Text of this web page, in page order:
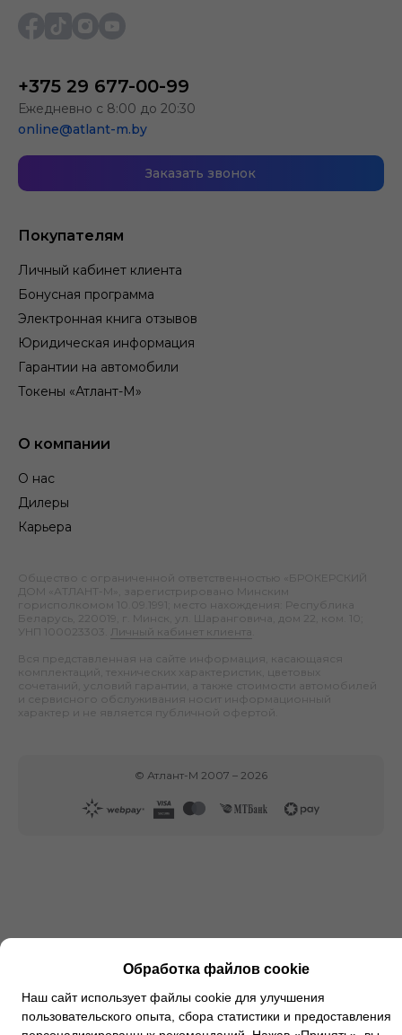
Покупателям
Личный кабинет клиента
Бонусная программа
Электронная книга отзывов
Юридическая информация
Гарантии на автомобили
Токены «Атлант-М»
О компании
О нас
Дилеры
Карьера
+375 29 677-00-99
Ежедневно с 8:00 до 20:30
online@atlant-m.by
Заказать звонок
Общество с ограниченной ответственностью «БРОКЕРСКИЙ
ДОМ «АТЛАНТ-М», зарегистрировано Минским
горисполкомом 10.09.1991; место нахождения: Республика
Беларусь, 220019, г. Минск, ул. Шаранговича, дом 22, ком. 10;
УНП 100023303.
Личный кабинет клиента
Вся представленная на сайте информация, касающаяся
комплектаций, технических характеристик, цветовых
сочетаний, условий гарантии, а также стоимости автомобилей
и сервисного обслуживания носит информационный
характер и не является публичной офертой.
© Атлант-М 2007 – 2026
Обработка файлов cookie
Наш сайт использует файлы cookie для улучшения
пользовательского опыта, сбора статистики и предоставления